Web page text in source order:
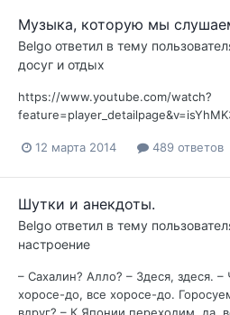
Музыка, которую мы
Belgo ответил в тему
досуг и отдых
https://www.youtube.com/watch?
12 марта 2014 489 ответов
Шутки и анекдоты.
Belgo ответил в тему
настроение
– Сахалин? Алло? – Здеся, здеся.
хоросе-до, все хоросе-до.
вдруг? – К Японии переходим, да,